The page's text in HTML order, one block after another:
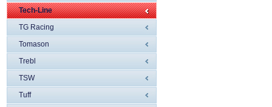
Tech-Line
TG Racing
Tomason
Trebl
TSW
Tuff